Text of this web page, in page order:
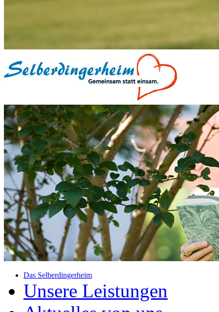
Das Selberdingerheim
Unsere Leistungen